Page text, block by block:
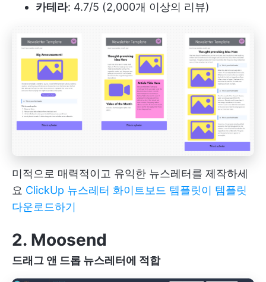
카테라: 4.7/5 (2,000개 이상의 리뷰)
미적으로 매력적이고 유익한 뉴스레터를 제작하세
요 ClickUp 뉴스레터 화이트보드 템플릿이 템플릿
다운로드하기
2. Moosend
드래그 앤 드롭 뉴스레터에 적합